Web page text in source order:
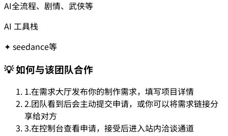
AI全流程、剧情、武侠等
AI 工具栈
✦ seedance等
💡 如何与该团队合作
1.在需求大厅发布你的制作需求，填写项目详情
2.团队看到后会主动提交申请，或你可以将需求链接分
享给对方
3.在控制台查看申请，接受后进入站内洽谈通道